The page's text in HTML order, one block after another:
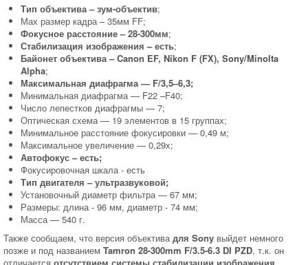
Тип объектива – зум-объектив;
Мах размер кадра – 35мм FF;
Фокусное расстояние – 28-300мм;
Стабилизация изображения – есть;
Байонет объектива – Canon EF, Nikon F (FX), Sony/Minolta
Alpha;
Максимальная диафрагма — F/3,5–6,3;
Минимальная диафрагма — F22 –F40;
Число лепестков диафрагмы — 7;
Оптическая схема — 19 элементов в 15 группах;
Минимальное расстояние фокусировки — 0,49 м;
Максимальное увеличение — 0,29х;
Автофокус – есть;
Фокусировочная шкала - есть
Тип двигателя – ультразвуковой;
Установочный диаметр фильтра — 67 мм;
Размеры: длина - 96 мм, диаметр - 74 мм;
Масса — 540 г.
Также сообщаем, что версия объектива для Sony выйдет немного
позже и под названием Tamron 28-300mm F/3.5-6.3 DI PZD, т.к. он
отличается отсутствием системы стабилизации изображения.